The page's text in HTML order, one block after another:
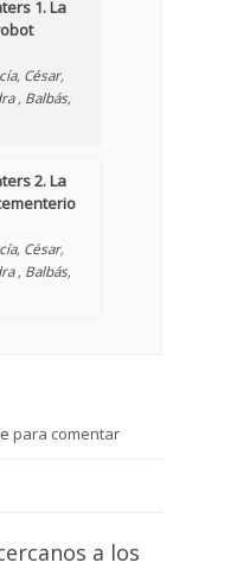
1. La
César,
, Balbás,
2. La
César,
, Balbás,
para comentar
a los